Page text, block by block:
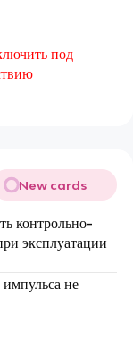
под
New cards
контрольно-
эксплуатации
не